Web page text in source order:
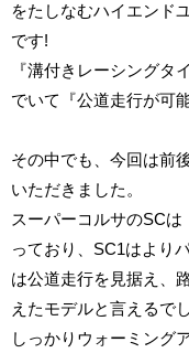
をたしなむハイエンド
です!
『溝付きレーシングタ
でいて『公道走行が可
その中でも、今回は前
いただきました。
スーパーコルサのSCは
っており、 SC1はより
は公道走行を見据え、
えたモデルと言えるで
しっかりウォーミング